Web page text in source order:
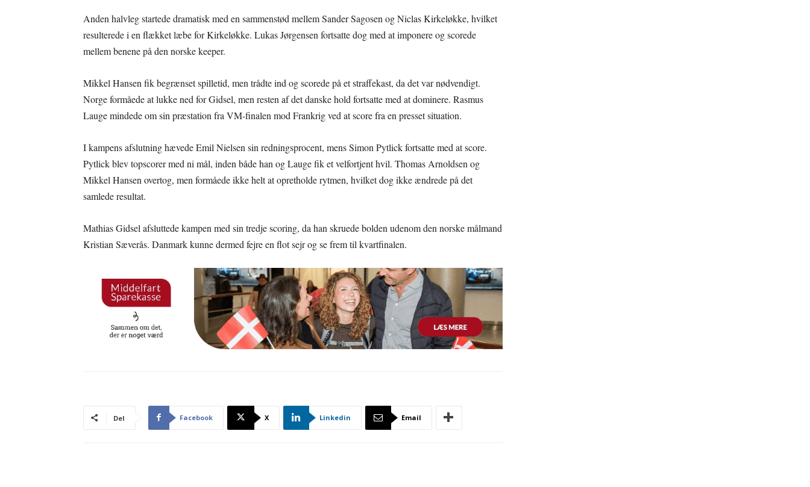
Anden halvleg startede dramatisk med en sammenstød mellem Sander Sagosen og Niclas Kirkeløkke, hvilket
resulterede i en flækket læbe for Kirkeløkke. Lukas Jørgensen fortsatte dog med at imponere og scorede
mellem benene på den norske keeper.
Mikkel Hansen fik begrænset spilletid, men trådte ind og scorede på et straffekast, da det var nødvendigt.
Norge formåede at lukke ned for Gidsel, men resten af det danske hold fortsatte med at dominere. Rasmus
Lauge mindede om sin præstation fra VM-finalen mod Frankrig ved at score fra en presset situation.
I kampens afslutning hævede Emil Nielsen sin redningsprocent, mens Simon Pytlick fortsatte med at score.
Pytlick blev topscorer med ni mål, inden både han og Lauge fik et velfortjent hvil. Thomas Arnoldsen og
Mikkel Hansen overtog, men formåede ikke helt at opretholde rytmen, hvilket dog ikke ændrede på det
samlede resultat.
Mathias Gidsel afsluttede kampen med sin tredje scoring, da han skruede bolden udenom den norske målmand
Kristian Sæverås. Danmark kunne dermed fejre en flot sejr og se frem til kvartfinalen.
Del Facebook X Linkedin Email